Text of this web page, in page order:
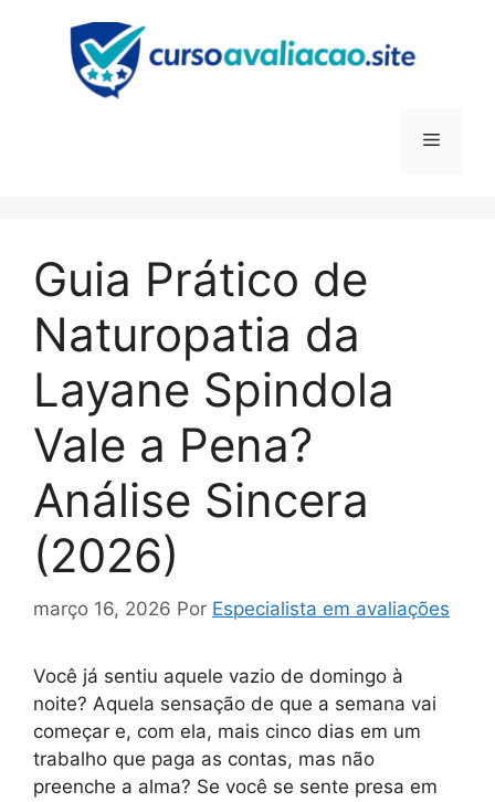
Menu
Guia Prático de
Naturopatia da
Layane Spindola
Vale a Pena?
Análise Sincera
(2026)
março 16, 2026 Por Especialista em avaliações
Você já sentiu aquele vazio de domingo à
noite? Aquela sensação de que a semana vai
começar e, com ela, mais cinco dias em um
trabalho que paga as contas, mas não
preenche a alma? Se você se sente presa em